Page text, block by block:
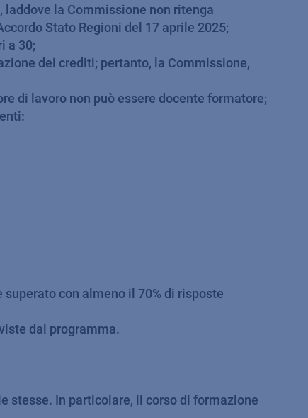
la Commissione non ritenga
Stato Regioni del 17 aprile 2025;
a 30;
dei crediti; pertanto, la Commissione,
di lavoro non può essere docente formatore;
con almeno il 70% di risposte
dal programma.
stesse. In particolare, il corso di formazione